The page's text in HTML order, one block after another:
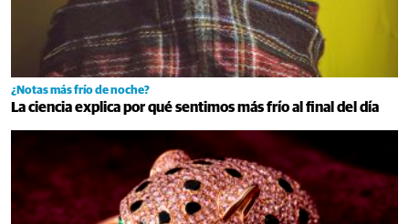
¿Notas más frío de noche?
La ciencia explica por qué sentimos más frío al final del día